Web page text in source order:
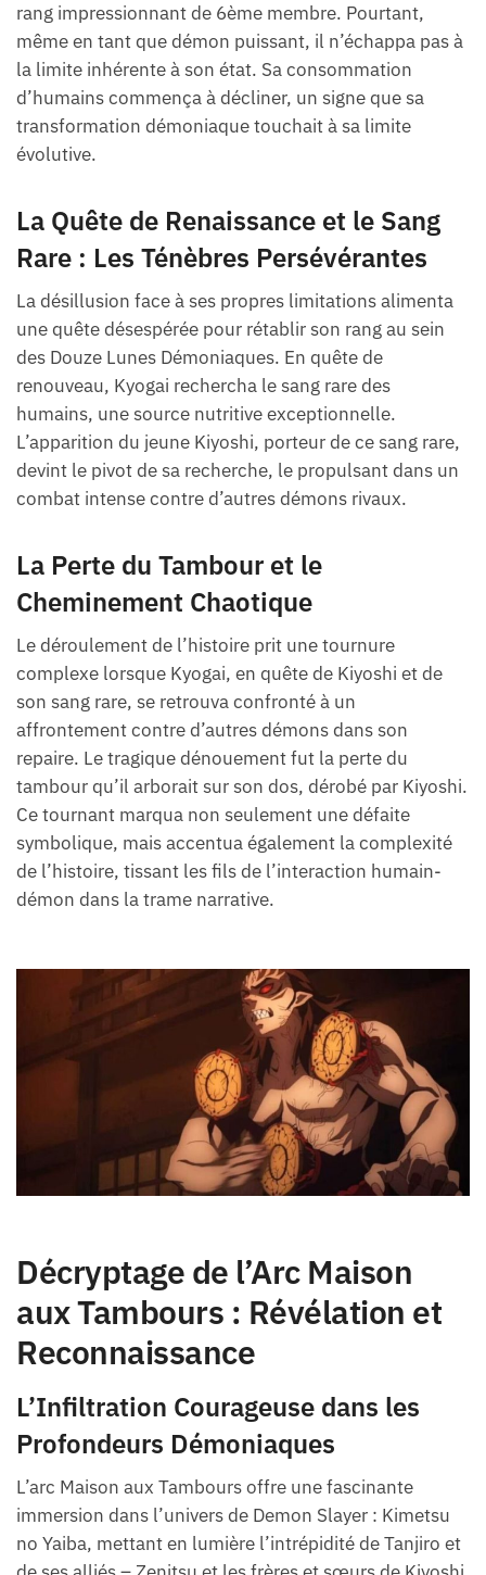
rang impressionnant de 6ème membre. Pourtant,
même en tant que démon puissant, il n’échappa pas à
la limite inhérente à son état. Sa consommation
d’humains commença à décliner, un signe que sa
transformation démoniaque touchait à sa limite
évolutive.
La Quête de Renaissance et le Sang
Rare : Les Ténèbres Persévérantes
La désillusion face à ses propres limitations alimenta
une quête désespérée pour rétablir son rang au sein
des Douze Lunes Démoniaques. En quête de
renouveau, Kyogai rechercha le sang rare des
humains, une source nutritive exceptionnelle.
L’apparition du jeune Kiyoshi, porteur de ce sang rare,
devint le pivot de sa recherche, le propulsant dans un
combat intense contre d’autres démons rivaux.
La Perte du Tambour et le
Cheminement Chaotique
Le déroulement de l’histoire prit une tournure
complexe lorsque Kyogai, en quête de Kiyoshi et de
son sang rare, se retrouva confronté à un
affrontement contre d’autres démons dans son
repaire. Le tragique dénouement fut la perte du
tambour qu’il arborait sur son dos, dérobé par Kiyoshi.
Ce tournant marqua non seulement une défaite
symbolique, mais accentua également la complexité
de l’histoire, tissant les fils de l’interaction humain-
démon dans la trame narrative.
Décryptage de l’Arc Maison
aux Tambours : Révélation et
Reconnaissance
L’Infiltration Courageuse dans les
Profondeurs Démoniaques
L’arc Maison aux Tambours offre une fascinante
immersion dans l’univers de Demon Slayer : Kimetsu
no Yaiba, mettant en lumière l’intrépidité de Tanjiro et